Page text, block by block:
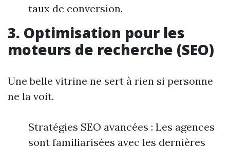
taux de conversion.
3. Optimisation pour les
moteurs de recherche (SEO)
Une belle vitrine ne sert à rien si personne
ne la voit.
Stratégies SEO avancées : Les agences
sont familiarisées avec les dernières